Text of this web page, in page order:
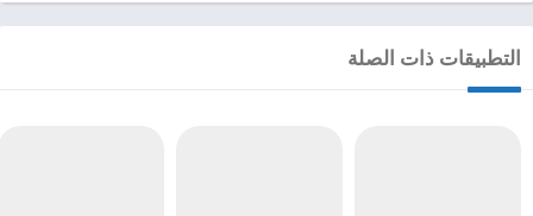
التطبيقات ذات الصلة